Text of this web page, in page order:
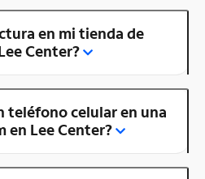
en mi tienda de
Center?
teléfono celular en una
en Lee Center?